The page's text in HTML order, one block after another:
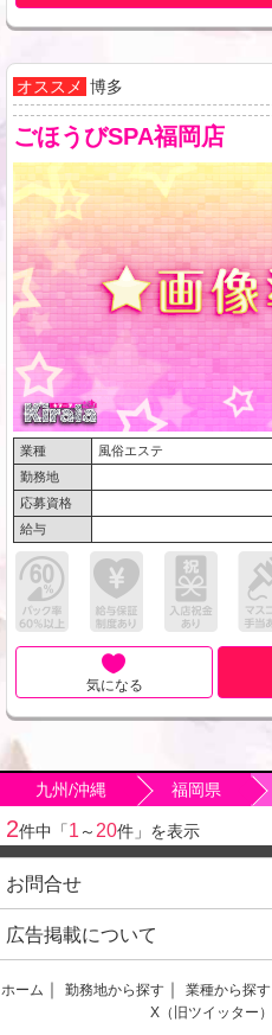
オススメ 博多
ごほうびSPA福岡店
業種
風俗エステ
勤務地
応募資格
給与
気になる
九州/沖縄 福岡県
2件中「1 ～ 20件」を表示
お問合せ
広告掲載について
ホーム 勤務地から探す 業種から探す
X（旧ツイッター）